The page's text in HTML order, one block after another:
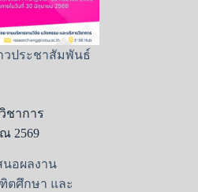
วประชาสัมพันธ์
ชาการ
2569
อผลงาน
ตศึกษา และ